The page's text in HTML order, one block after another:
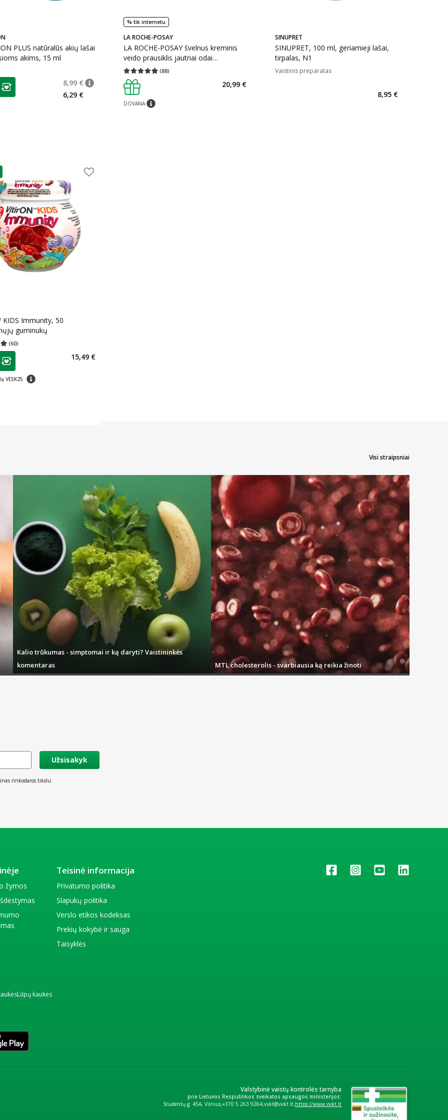
PLUS natūralūs akių lašai
akims, 15 ml
klubo narių nuolaida:
8,99 €
patarimas
Įprasta kaina: 8,99 €
6,29 €
% tik internetu
LA ROCHE-POSAY
LA ROCHE-POSAY švelnus kreminis
veido prausiklis jautriai odai
TOLERIANE, 400 ml
(88)
Vidutinis įvertinimas 4.91
DOVANApatarimas
20,99 €
SINUPRET
SINUPRET, 100 ml, geriamieji lašai,
tirpalas, N1
Vaistinis preparatas
8,95 €
Immunity, 50
guminukų
(60) 4.98
klubo narių nuolaida
VESK25 patarimas
15,49 €
Visi straipsniai
Kalio trūkumas - simptomai ir ką daryti? Vaistininkės
komentaras
MTL cholesterolis - svarbiausia ką reikia žinoti
Užsisakyk
rinkodaros tikslu.
žymos
Teisinė informacija
Privatumo politika
Slapukų politika
Verslo etikos kodeksas
Prekių kokybė ir sauga
Taisyklės
Lūpų kaukės
Valstybinė vaistų kontrolės tarnyba
prie Lietuvos Respublikos sveikatos apsaugos ministerijos:
Studentų g. 45A, Vilnius +370 5 263 9264 vvkt@vvkt.lt https://www.vvkt.lt